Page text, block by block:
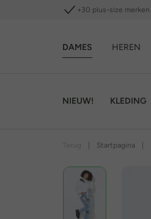
+30 plus-size merken
DAMES HEREN
NIEUW! KLEDING
Startpagina